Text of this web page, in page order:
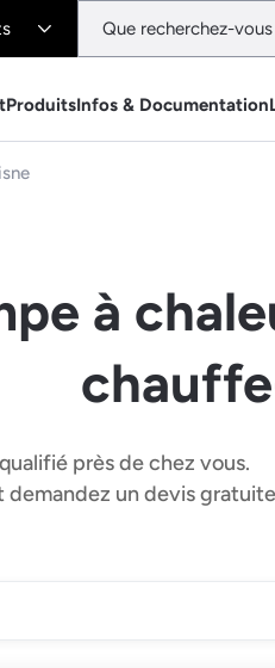
ProduitsInfos & Documentation
à
près de chez vous.
demandez un devis